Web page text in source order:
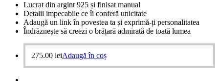
Lucrat din argint 925 și finisat manual
Detalii impecabile ce îi conferă unicitate
Adaugă un link în povestea ta și exprimă-ți personalitatea
Îndrăznește să creezi o brățară admirată de toată lumea
275.00 leiAdaugă în coș